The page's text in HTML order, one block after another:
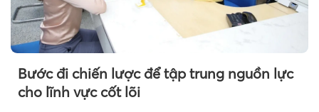
Bước đi chiến lược để tập trung nguồn lực
cho lĩnh vực cốt lõi